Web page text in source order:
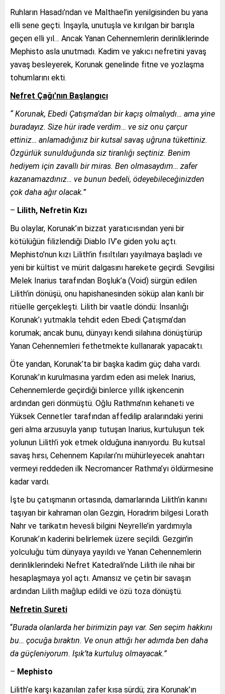
Ruhların Hasadı’ndan ve Malthael’in yenilgisinden bu yana
elli sene geçti. İnşayla, unutuşla ve kırılgan bir barışla
geçen elli yıl… Ancak Yanan Cehennemlerin derinliklerinde
Mephisto asla unutmadı. Kadim ve yakıcı nefretini yavaş
yavaş besleyerek, Korunak genelinde fitne ve yozlaşma
tohumlarını ekti.
Nefret Çağı’nın Başlangıcı
“ Korunak, Ebedi Çatışma’dan bir kaçış olmalıydı… ama yine
buradayız. Size hür irade verdim… ve siz onu çarçur
ettiniz… anlamadığınız bir kutsal savaş uğruna tükettiniz.
Özgürlük sunulduğunda siz tiranlığı seçtiniz. Benim
hediyem için zavallı bir miras. Ben olmasaydım… zafer
kazanamazdınız… ve bunun bedeli, ödeyebileceğinizden
çok daha ağır olacak.”
– Lilith, Nefretin Kızı
Bu olaylar, Korunak’ın bizzat yaratıcısından yeni bir
kötülüğün filizlendiği Diablo IV’e giden yolu açtı.
Mephisto’nun kızı Lilith’in fısıltıları yayılmaya başladı ve
yeni bir kültist ve mürit dalgasını harekete geçirdi. Sevgilisi
Melek Inarius tarafından Boşluk’a (Void) sürgün edilen
Lilith’in dönüşü, onu hapishanesinden söküp alan kanlı bir
ritüelle gerçekleşti. Lilith bir vaatle döndü: İnsanlığı
Korunak’ı yutmakla tehdit eden Ebedi Çatışma’dan
korumak; ancak bunu, dünyayı kendi silahına dönüştürüp
Yanan Cehennemleri fethetmekte kullanarak yapacaktı.
Öte yandan, Korunak’ta bir başka kadim güç daha vardı.
Korunak’ın kurulmasına yardım eden asi melek Inarius,
Cehennemlerde geçirdiği binlerce yıllık işkencenin
ardından geri dönmüştü. Oğlu Rathma’nın kehaneti ve
Yüksek Cennetler tarafından affedilip aralarındaki yerini
geri alma arzusuyla yanıp tutuşan Inarius, kurtuluşun tek
yolunun Lilith’i yok etmek olduğuna inanıyordu. Bu kutsal
savaş hırsı, Cehennem Kapıları’nı mühürleyecek anahtarı
vermeyi reddeden ilk Necromancer Rathma’yı öldürmesine
kadar vardı.
İşte bu çatışmanın ortasında, damarlarında Lilith’in kanını
taşıyan bir kahraman olan Gezgin, Horadrim bilgesi Lorath
Nahr ve tarikatın hevesli bilgini Neyrelle’in yardımıyla
Korunak’ın kaderini belirlemek üzere seçildi. Gezgin’in
yolculuğu tüm dünyaya yayıldı ve Yanan Cehennemlerin
derinliklerindeki Nefret Katedrali’nde Lilith ile nihai bir
hesaplaşmaya yol açtı. Amansız ve çetin bir savaşın
ardından Lilith mağlup edildi ve özü toza dönüştü.
Nefretin Sureti
“Burada olanlarda her birimizin payı var. Sen seçim hakkını
bu… çocuğa bıraktın. Ve onun attığı her adımda ben daha
da güçleniyorum. Işık’ta kurtuluş olmayacak.”
– Mephisto
Lilith’e karşı kazanılan zafer kısa sürdü; zira Korunak’ın